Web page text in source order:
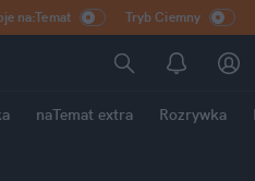
na:Temat Tryb Ciemny
naTemat extra Rozrywka